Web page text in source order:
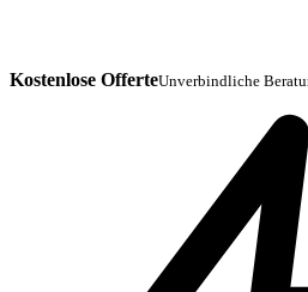
Kostenlose OfferteUnverbindliche